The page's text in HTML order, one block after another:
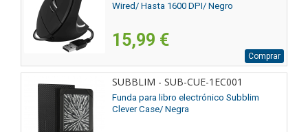
Wired/ Hasta 1600 DPI/ Negro
15,99 €
Comprar
SUBBLIM - SUB-CUE-1EC001
Funda para libro electrónico Subblim
Clever Case/ Negra